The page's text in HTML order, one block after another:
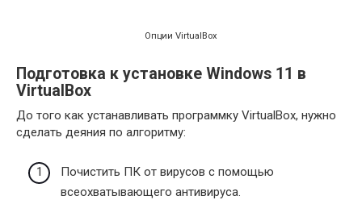
Опции VirtualBox
Подготовка к установке Windows 11 в
VirtualBox
До того как устанавливать программку VirtualBox, нужно
сделать деяния по алгоритму:
Почистить ПК от вирусов с помощью
всеохватывающего антивируса.